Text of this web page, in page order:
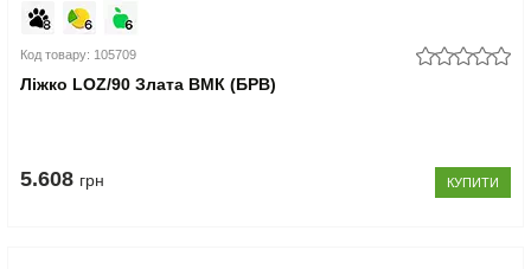
Код товару: 105709
Ліжко LOZ/90 Злата ВМК (БРВ)
5.608 грн КУПИТИ